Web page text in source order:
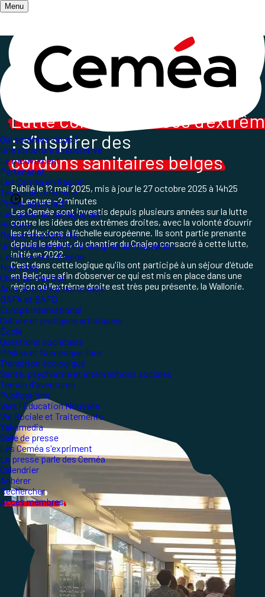
Menu
Qui sommes-nous ?
Une structure associative
Le mouvement
Partenariat
Les Ceméa en Région
Textes de référence
Projet associatif
Les grand.es pédagogues
Histoire
Rapports d'Activité
Un Etablissement d'Enseignement Supérieur
Les Ceméa en Région
Nos sites
Champs d'action
Animation Professionnelle
BAFA et BAFD
Europe international
Culture et pratiques artistiques
École
Questions sociétales
Médias et Numérique libre
Transition écologique
Santé, psychiatrie et interventions sociales
Terrain d'aventures
Publications
Vers l'Éducation Nouvelle
Vie Sociale et Traitements
Yakamedia
Salle de presse
Les Ceméa s'expriment
La presse parle des Ceméa
Calendrier
Adhérer
Rechercher
Accès membres
Accueil/
Les champs d'action
L'Action Internationale des Ceméa France
Retour sur un séjour d'étude en Belgique
Lutte contre les idées
: s’inspirer des
cordons sanitaires belges
Publié le12 mai 2025, mis à jour le27 octobre 2025 à 14h25
Lecture ~2 minutes
Les Ceméa sont investis depuis plusieurs années sur la lutte
contre les idées des extrêmes droites, avec la volonté d’ouvrir
les réflexions à l’échelle européenne. Ils sont partie prenante
depuis le début, du chantier du Cnajep consacré à cette lutte,
initié en 2022.
C’est dans cette logique qu'ils ont participé à un séjour d'étude
en Belgique afin d’observer ce qui est mis en place dans une
région où l’extrême droite est très peu présente, la Wallonie.